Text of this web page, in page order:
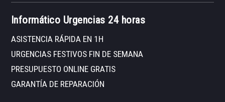
Informático Urgencias 24 horas
ASISTENCIA RÁPIDA EN 1H
URGENCIAS FESTIVOS FIN DE SEMANA
PRESUPUESTO ONLINE GRATIS
GARANTÍA DE REPARACIÓN